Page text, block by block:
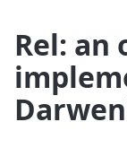
Rel: an